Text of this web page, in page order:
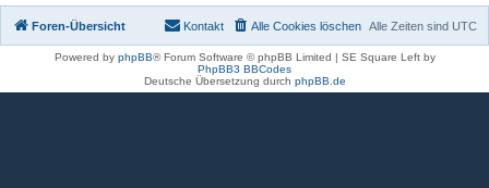
Foren-Übersicht Alle Zeiten sind UTC
Alle Cookies löschen
Kontakt
Powered by phpBB® Forum Software © phpBB Limited | SE Square Left by
PhpBB3 BBCodes
Deutsche Übersetzung durch phpBB.de